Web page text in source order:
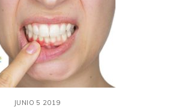
JUNIO 5 2019